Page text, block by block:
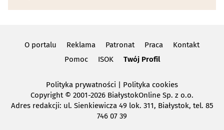
O portalu Reklama Patronat Praca
Kontakt
Pomoc
ISOK Twój Profil
Polityka prywatności | Polityka cookies
Copyright© 2001-2026 BiałystokOnline Sp. z o.o.
Adres redakcji: ul. Sienkiewicza 49 lok. 311, Białystok, tel. 85
746 07 39